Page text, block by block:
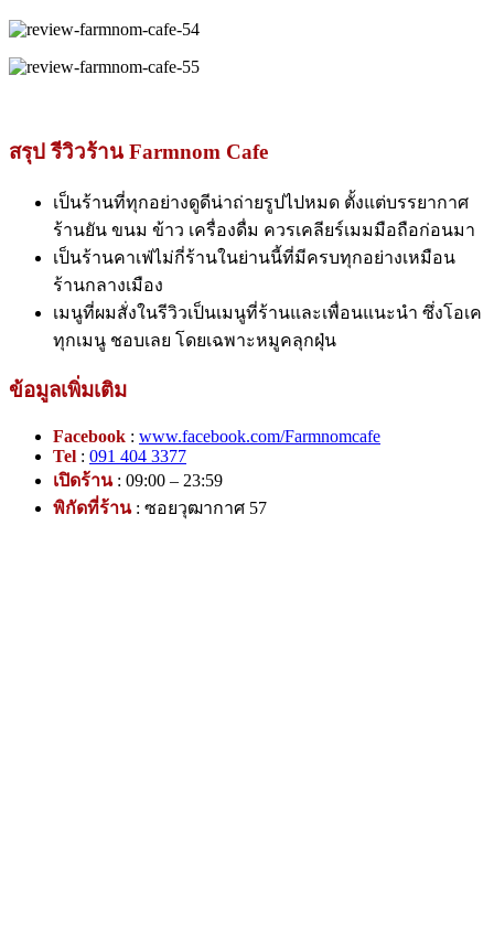
สรุป รีวิวร้าน Farmnom Cafe
เป็นร้านที่ทุกอย่างดูดีน่าถ่ายรูปไปหมด ตั้งแต่บรรยากาศ
ร้านยัน ขนม ข้าว เครื่องดื่ม ควรเคลียร์เมมมือถือก่อนมา
เป็นร้านคาเฟ่ไม่กี่ร้านในย่านนี้ที่มีครบทุกอย่างเหมือน
ร้านกลางเมือง
เมนูที่ผมสั่งในรีวิวเป็นเมนูที่ร้านและเพื่อนแนะนำ ซึ่งโอเค
ทุกเมนู ชอบเลย โดยเฉพาะหมูคลุกฝุ่น
ข้อมูลเพิ่มเติม
Facebook : www.facebook.com/Farmnomcafe
Tel : 091 404 3377
เปิดร้าน: 09:00 – 23:59
พิกัดที่ร้าน: ซอยวุฒากาศ 57